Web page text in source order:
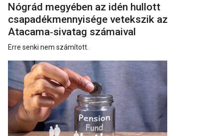
Nógrád megyében az idén hullott
csapadékmennyisége vetekszik az
Atacama‑sivatag számaival
Erre senki nem számított.